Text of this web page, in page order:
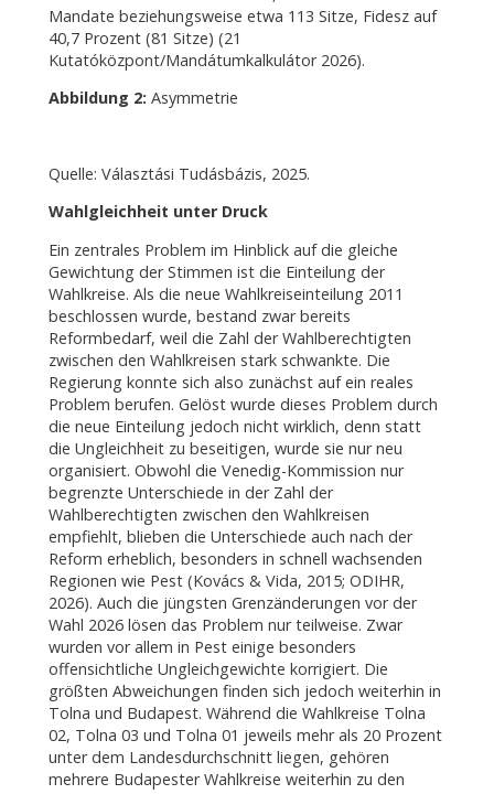
Mandate beziehungsweise etwa 113 Sitze, Fidesz auf
40,7 Prozent (81 Sitze) (21
Kutatóközpont/Mandátumkalkulátor 2026).
Abbildung 2: Asymmetrie
Quelle: Választási Tudásbázis, 2025.
Wahlgleichheit unter Druck
Ein zentrales Problem im Hinblick auf die gleiche
Gewichtung der Stimmen ist die Einteilung der
Wahlkreise. Als die neue Wahlkreiseinteilung 2011
beschlossen wurde, bestand zwar bereits
Reformbedarf, weil die Zahl der Wahlberechtigten
zwischen den Wahlkreisen stark schwankte. Die
Regierung konnte sich also zunächst auf ein reales
Problem berufen. Gelöst wurde dieses Problem durch
die neue Einteilung jedoch nicht wirklich, denn statt
die Ungleichheit zu beseitigen, wurde sie nur neu
organisiert. Obwohl die Venedig-Kommission nur
begrenzte Unterschiede in der Zahl der
Wahlberechtigten zwischen den Wahlkreisen
empfiehlt, blieben die Unterschiede auch nach der
Reform erheblich, besonders in schnell wachsenden
Regionen wie Pest (Kovács & Vida, 2015; ODIHR,
2026). Auch die jüngsten Grenzänderungen vor der
Wahl 2026 lösen das Problem nur teilweise. Zwar
wurden vor allem in Pest einige besonders
offensichtliche Ungleichgewichte korrigiert. Die
größten Abweichungen finden sich jedoch weiterhin in
Tolna und Budapest. Während die Wahlkreise Tolna
02, Tolna 03 und Tolna 01 jeweils mehr als 20 Prozent
unter dem Landesdurchschnitt liegen, gehören
mehrere Budapester Wahlkreise weiterhin zu den